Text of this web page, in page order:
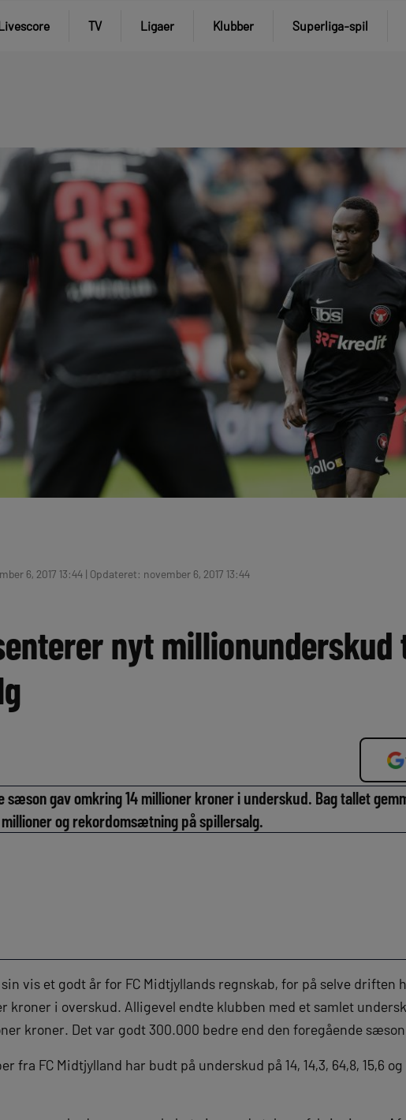
TV Ligaer Klubber Superliga-spil
6, 2017 13:44 | Opdateret: november 6, 2017 13:44
nyt millionunderskud
sæson gav omkring 14 millioner kroner i underskud. Bag tallet
og rekordomsætning på spillersalg.
vis et godt år for FC Midtjyllands regnskab, for på selve driften
kroner i overskud. Alligevel endte klubben med et samlet
kroner. Det var godt 300.000 bedre end den foregående
fra FC Midtjylland har budt på underskud på 14, 14,3, 64,8, 15,6